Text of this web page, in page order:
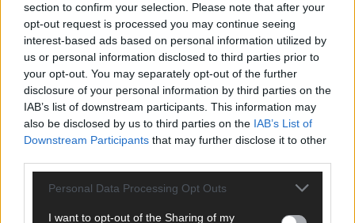
section to confirm your selection. Please note that after your
opt-out request is processed you may continue seeing
interest-based ads based on personal information utilized by
us or personal information disclosed to third parties prior to
your opt-out. You may separately opt-out of the further
disclosure of your personal information by third parties on the
IAB’s list of downstream participants. This information may
also be disclosed by us to third parties on the IAB’s List of
Downstream Participants that may further disclose it to other
Personal Data Processing Opt Outs
I want to opt-out of the Sharing of my
Benachrichtige mich über neue Beiträge via E-Mail.
JETZT ANGESAGT